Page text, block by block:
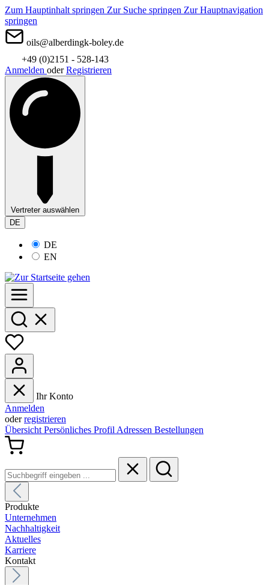
Zum Hauptinhalt springen Zur Suche springen Zur Hauptnavigation
springen
oils@alberdingk-boley.de
+49 (0)2151 - 528-143
Anmelden oder Registrieren
Vertreter auswählen
DE
DE
EN
Ihr Konto
Anmelden
oderregistrieren
Übersicht Persönliches Profil Adressen Bestellungen
Produkte
Unternehmen
Nachhaltigkeit
Aktuelles
Karriere
Kontakt